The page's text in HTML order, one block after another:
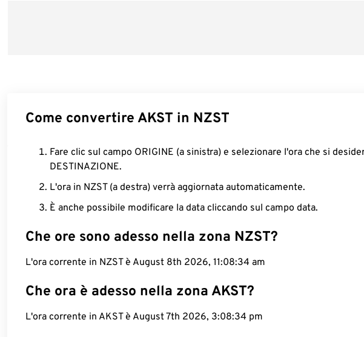
Come convertire AKST in NZST
Fare clic sul campo ORIGINE (a sinistra) e selezionare l'ora che si
DESTINAZIONE.
L'ora in NZST (a destra) verrà aggiornata automaticamente.
È anche possibile modificare la data cliccando sul campo data.
Che ore sono adesso nella zona NZST?
L'ora corrente in NZST è August 8th 2026, 11:08:35 am
Che ora è adesso nella zona AKST?
L'ora corrente in AKST è August 7th 2026, 3:08:35 pm